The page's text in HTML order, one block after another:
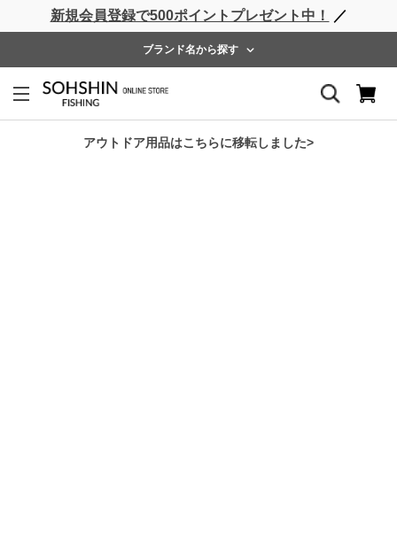
新規会員登録で500ポイントプレゼント中！ ／
ブランド名から探す
アウトドア用品はこちらに移転しました>
ライフベスト ウェーダー レインウェア フットウェア
ホーム > RBB >